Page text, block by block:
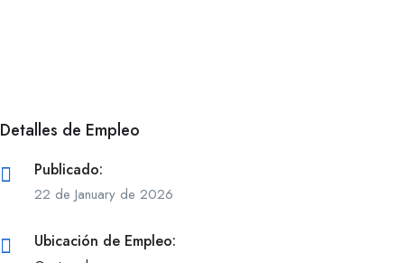
Detalles de Empleo
Publicado:
22 de January de 2026
Ubicación de Empleo: